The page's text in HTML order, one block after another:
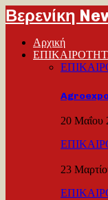
Βερενίκη
Αρχική
Agroexpo
20 Μαΐου
23